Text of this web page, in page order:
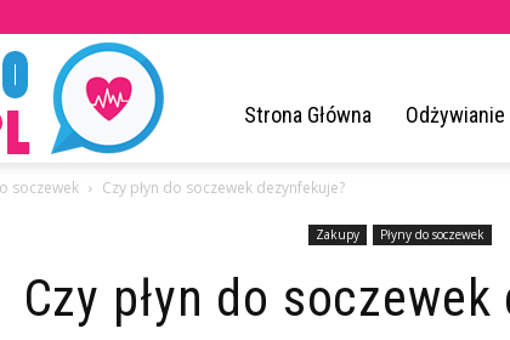
ZrodloZdrowia.pl
Strona Główna Odżywianie
soczewek Czy płyn do soczewek dezynfekuje?
Zakupy Płyny do soczewek
Czy płyn do